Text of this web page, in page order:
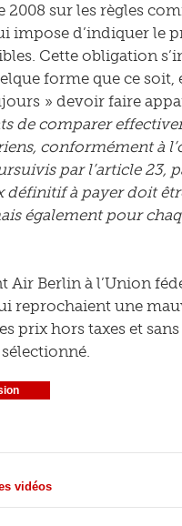
2008 sur les règles
impose d’indiquer le
Cette obligation
forme que ce soit,
» devoir faire
de comparer
conformément à
par l’article 23,
définitif à payer doit
également pour
Berlin à l’Union
reprochaient une
prix hors taxes et
vidéos